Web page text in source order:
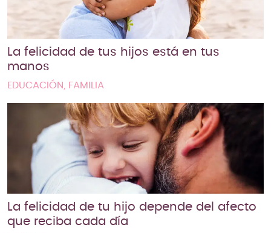
La felicidad de tus hijos está en tus
manos
EDUCACIÓN, FAMILIA
La felicidad de tu hijo depende del afecto
que reciba cada día